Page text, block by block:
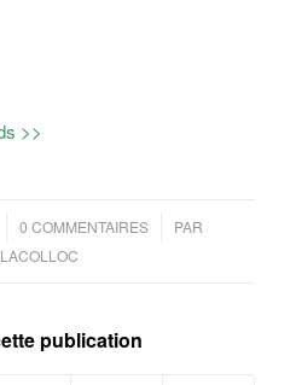
>>
0 COMMENTAIRES
/
PAR
publication